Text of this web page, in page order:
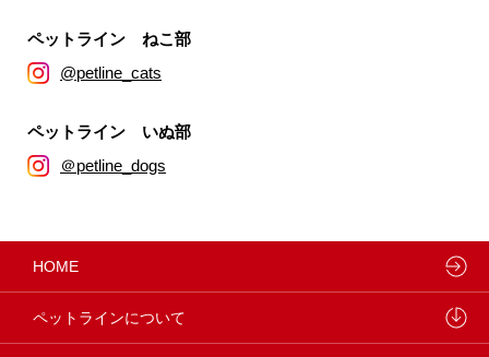
ペットライン ねこ部
@petline_cats
ペットライン いぬ部
＠petline_dogs
HOME
ペットラインについて